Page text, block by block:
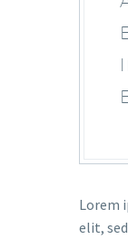
Lorem
elit,